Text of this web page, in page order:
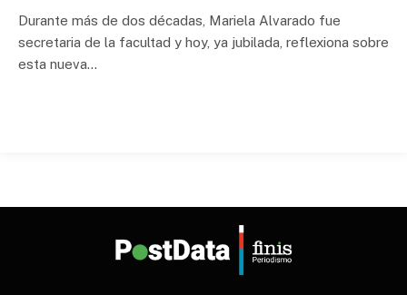
Durante más de dos décadas, Mariela Alvarado fue
secretaria de la facultad y hoy, ya jubilada, reflexiona sobre
esta nueva…